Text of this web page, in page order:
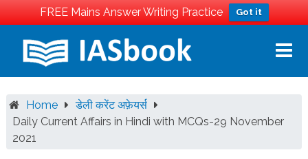
FREE Mains Answer Writing Practice Got it
content
Home
डेली करेंट अफ़ेयर्स
Daily Current Affairs in Hindi with MCQs-29 November
2021